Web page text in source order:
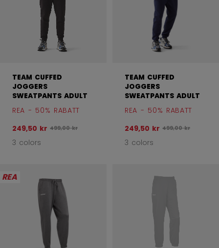
TEAM CUFFED
JOGGERS
SWEATPANTS ADULT
REA - 50% RABATT
249,50 kr Ursprungligt pris före rabatt var
499,00 kr
3 colors
TEAM CUFFED
JOGGERS
SWEATPANTS ADULT
REA - 50% RABATT
249,50 kr Ursprungligt pris
499,00 kr
3 colors
REA